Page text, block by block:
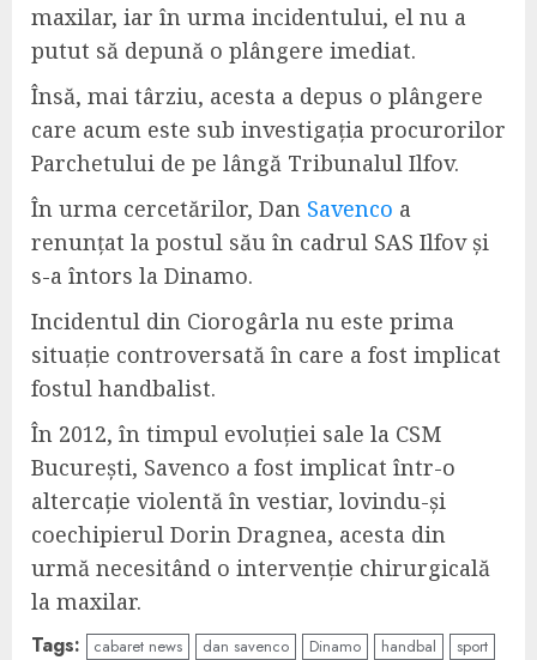
maxilar, iar în urma incidentului, el nu a
putut să depună o plângere imediat.
Însă, mai târziu, acesta a depus o plângere
care acum este sub investigația procurorilor
Parchetului de pe lângă Tribunalul Ilfov.
În urma cercetărilor, Dan Savenco a
renunțat la postul său în cadrul SAS Ilfov și
s-a întors la Dinamo.
Incidentul din Ciorogârla nu este prima
situație controversată în care a fost implicat
fostul handbalist.
În 2012, în timpul evoluției sale la CSM
București, Savenco a fost implicat într-o
altercație violentă în vestiar, lovindu-și
coechipierul Dorin Dragnea, acesta din
urmă necesitând o intervenție chirurgicală
la maxilar.
Tags: cabaret news dan savenco Dinamo handbal
sport